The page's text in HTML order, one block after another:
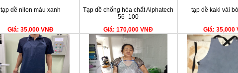
tạp dề nilon màu xanh
Giá: 35,000 VNĐ
Tạp dề chống hóa chất Alphatech
56- 100
Giá: 170,000 VNĐ
tạp dề kaki vải
Giá: 35,000